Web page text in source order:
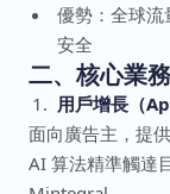
優勢：全球
安全
二、核心業
用戶增長（
面向廣告主，提
AI 算法精準觸達